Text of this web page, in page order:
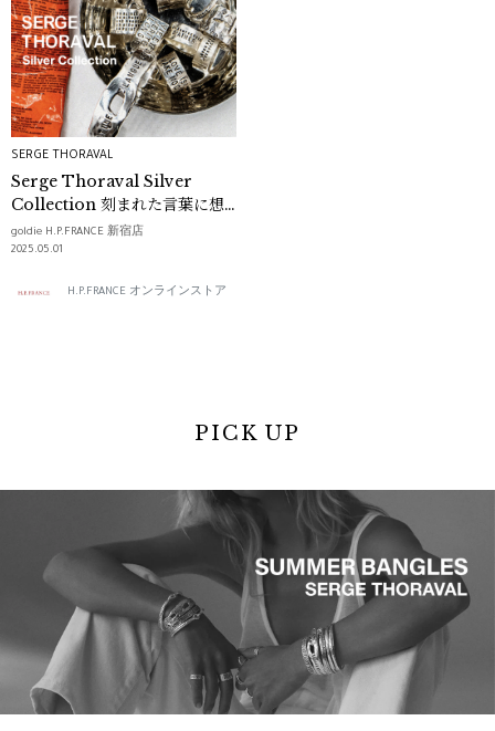
SERGE THORAVAL
Serge Thoraval Silver
Collection 刻まれた言葉に想
いを重ねて。
goldie H.P.FRANCE 新宿店
2025.05.01
H.P.FRANCE オンラインストア
PICK UP